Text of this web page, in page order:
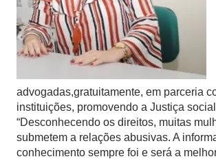
advogadas,gratuitamente, em parceria
instituições, promovendo a Justiça
“Desconhecendo os direitos, muitas
submetem a relações abusivas. A
conhecimento sempre foi e será a